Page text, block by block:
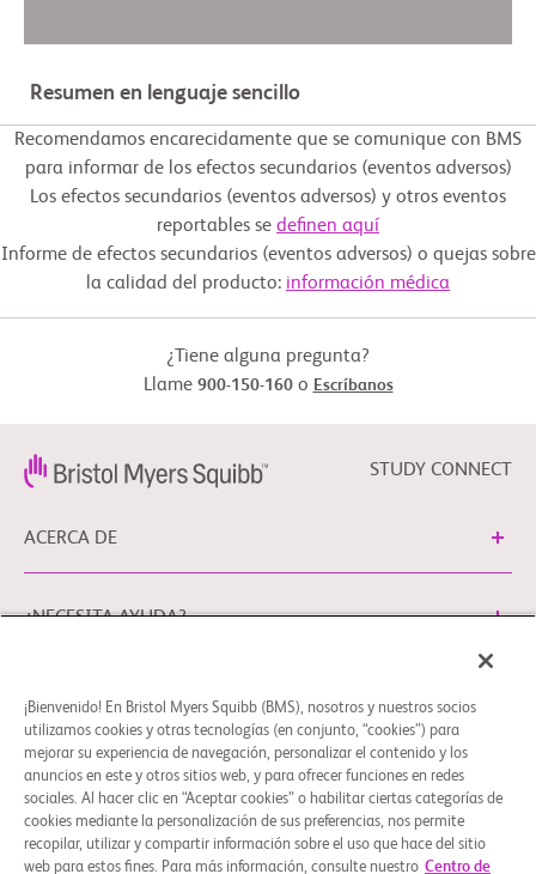
Resumen en lenguaje sencillo
Recomendamos encarecidamente que se comunique con BMS
para informar de los efectos secundarios (eventos adversos)
Los efectos secundarios (eventos adversos) y otros eventos
reportables se definen aquí
Informe de efectos secundarios (eventos adversos) o quejas sobre
la calidad del producto: información médica
¿Tiene alguna pregunta?
Llame 900-150-160o Escríbanos
STUDY CONNECT
ACERCA DE
¿NECESITA AYUDA?
Aviso Legal Política de Privacidad Preferencias de cookies
Puede ponerse en contacto con nuestro Delegado de
Protección de Datos de la UE en EUDPO@BMS.com para
ejercitar cualquier derecho de privacidad de datos, así
como para plantear cualquier duda o cuestión en relación
con el tratamiento de sus datos personales por parte de
¡Bienvenido! En Bristol Myers Squibb (BMS), nosotros y nuestros socios
utilizamos cookies y otras tecnologías (en conjunto, “cookies”) para
mejorar su experiencia de navegación, personalizar el contenido y los
anuncios en este y otros sitios web, y para ofrecer funciones en redes
sociales. Al hacer clic en “Aceptar cookies” o habilitar ciertas categorías de
cookies mediante la personalización de sus preferencias, nos permite
recopilar, utilizar y compartir información sobre el uso que hace del sitio
web para estos fines. Para más información, consulte nuestro Centro de